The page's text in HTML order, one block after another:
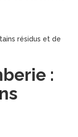
résidus et de
: